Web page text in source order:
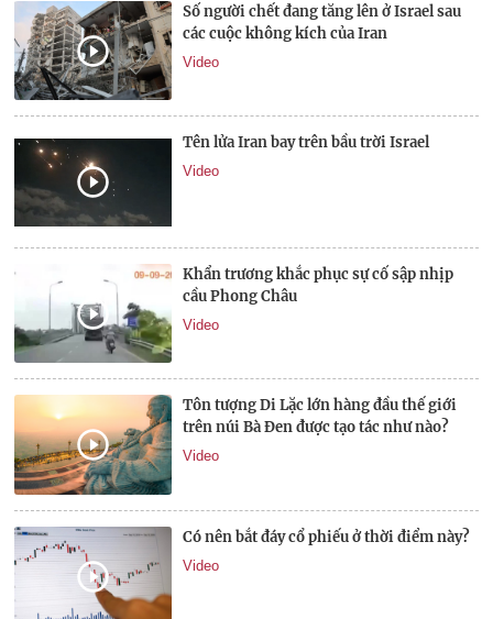
Số người chết đang tăng lên ở Israel sau
các cuộc không kích của Iran
Video
Tên lửa Iran bay trên bầu trời Israel
Video
Khẩn trương khắc phục sự cố sập nhịp
cầu Phong Châu
Video
Tôn tượng Di Lặc lớn hàng đầu thế giới
trên núi Bà Đen được tạo tác như nào?
Video
Có nên bắt đáy cổ phiếu ở thời điểm này?
Video